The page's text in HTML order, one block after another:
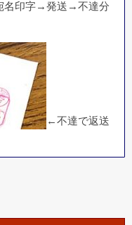
名印字→発送→不達分
←不達で返送